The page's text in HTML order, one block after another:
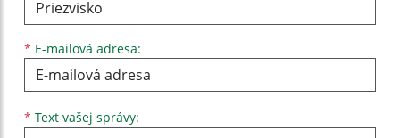
* E-mailová adresa:
* Text vašej správy: